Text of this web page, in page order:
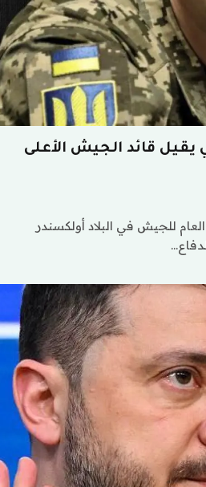
يقيل قائد الجيش الأعلى
للجيش في البلاد أولكسندر